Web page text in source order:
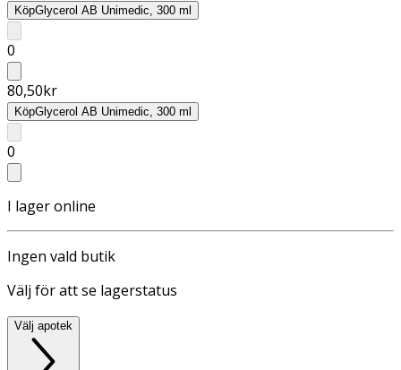
KöpGlycerol AB Unimedic, 300 ml
0
80,50kr
KöpGlycerol AB Unimedic, 300 ml
0
I lager online
Ingen vald butik
Välj för att se lagerstatus
Välj apotek